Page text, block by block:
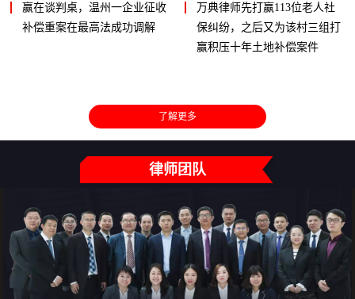
赢在谈判桌，温州一企业征收
补偿重案在最高法成功调解
万典律师先打赢113位老人社
保纠纷，之后又为该村三组打
赢积压十年土地补偿案件
了解更多
律师团队